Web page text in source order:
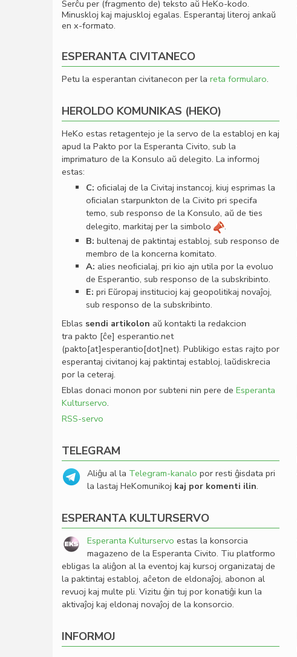
Serĉu per (fragmento de) teksto aŭ HeKo-kodo.
Minuskloj kaj majuskloj egalas. Esperantaj literoj ankaŭ
en x-formato.
ESPERANTA CIVITANECO
Petu la esperantan civitanecon per la reta formularo.
HEROLDO KOMUNIKAS (HEKO)
HeKo estas retagentejo je la servo de la establoj en kaj
apud la Pakto por la Esperanta Civito, sub la
imprimaturo de la Konsulo aŭ delegito. La informoj
estas:
C: oﬁcialaj de la Civitaj instancoj, kiuj esprimas la
oﬁcialan starpunkton de la Civito pri specifa
temo, sub responso de la Konsulo, aŭ de ties
delegito, markitaj per la simbolo
.
B: bultenaj de paktintaj establoj, sub responso de
membro de la koncerna komitato.
A: alies neoﬁcialaj, pri kio ajn utila por la evoluo
de Esperantio, sub responso de la subskribinto.
E: pri Eŭropaj institucioj kaj geopolitikaj novaĵoj,
sub responso de la subskribinto.
Eblas sendi artikolon aŭ kontakti la redakcion
tra pakto [ĉe] esperantio.net
(pakto[at]esperantio[dot]net). Publikigo estas rajto por
esperantaj civitanoj kaj paktintaj establoj, laŭdiskrecia
por la ceteraj.
Eblas donaci monon por subteni nin pere de Esperanta
Kulturservo.
RSS-servo
TELEGRAM
Aliĝu al la Telegram-kanalo por resti ĝisdata pri
la lastaj HeKomunikoj kaj por komenti ilin.
ESPERANTA KULTURSERVO
Esperanta Kulturservo estas la konsorcia
magazeno de la Esperanta Civito. Tiu platformo
ebligas la aliĝon al la eventoj kaj kursoj organizataj de
la paktintaj establoj, aĉeton de eldonaĵoj, abonon al
revuoj kaj multe pli. Vizitu ĝin tuj por konatiĝi kun la
aktivaĵoj kaj eldonaj novaĵoj de la konsorcio.
INFORMOJ